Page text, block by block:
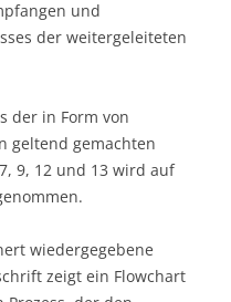
und
der weitergeleiteten
der in Form von
geltend gemachten
9, 12 und 13 wird auf
wiedergegebene
zeigt ein Flowchart